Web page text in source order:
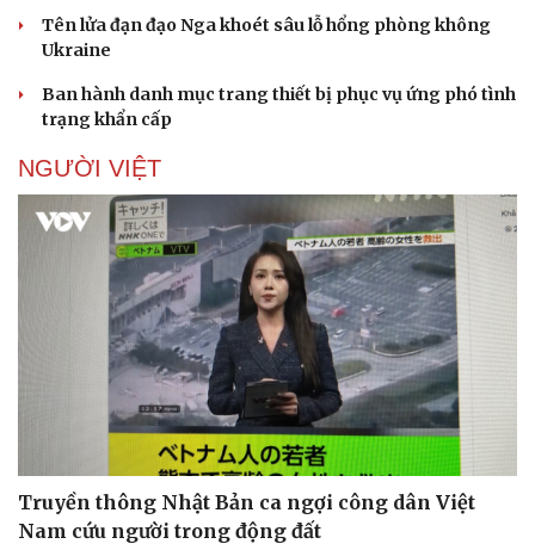
Dinh dưỡng - món ngon
Cây thuốc
Nhi khoa
Nam khoa
Phòng mạch online
Ăn sạch sống khỏe
Nhà đẹp
Tên lửa đạn đạo Nga khoét sâu lỗ hổng phòng không
Ukraine
Ban hành danh mục trang thiết bị phục vụ ứng phó tình
trạng khẩn cấp
NGƯỜI VIỆT
Truyền thông Nhật Bản ca ngợi công dân Việt
Nam cứu người trong động đất